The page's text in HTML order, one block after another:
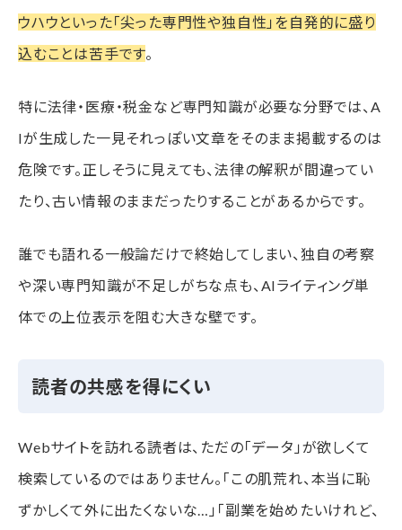
ウハウといった「尖った専門性や独自性」を自発的に盛り
込むことは苦手です。
特に法律・医療・税金など専門知識が必要な分野では、A
Iが生成した一見それっぽい文章をそのまま掲載するのは
危険です。正しそうに見えても、法律の解釈が間違ってい
たり、古い情報のままだったりすることがあるからです。
誰でも語れる一般論だけで終始してしまい、独自の考察
や深い専門知識が不足しがちな点も、AIライティング単
体での上位表示を阻む大きな壁です。
読者の共感を得にくい
Webサイトを訪れる読者は、ただの「データ」が欲しくて
検索しているのではありません。「この肌荒れ、本当に恥
ずかしくて外に出たくないな…」「副業を始めたいけれど、